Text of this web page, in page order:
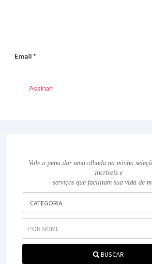
Email *
Vale a pena dar uma olhada na minha
incríveis e
serviços que facilitam sua vida de
BUSCAR